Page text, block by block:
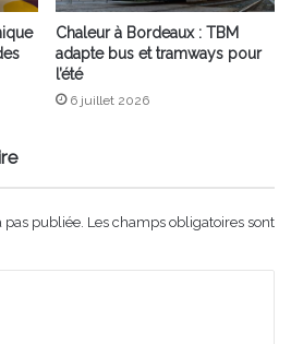
Chaleur à Bordeaux : TBM
adapte bus et tramways pour
l’été
6 juillet 2026
pas publiée. Les champs obligatoires sont